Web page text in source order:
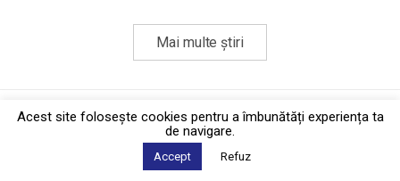
Mai multe știri
Politica de confidențialitate·Contact
2026 © Biziday
Acest site foloseşte cookies pentru a îmbunătăți experiența ta
de navigare.
Accept Refuz